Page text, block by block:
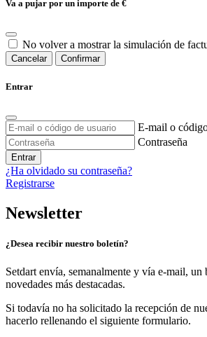
Va a pujar por un importe de €
No volver a mostrar la simulación de
Cancelar Confirmar
Entrar
E-mail o
Contraseña
Entrar
¿Ha olvidado su contraseña?
Registrarse
Newsletter
¿Desea recibir nuestro boletín?
Setdart envía, semanalmente y vía e-mail, un
novedades más destacadas.
Si todavía no ha solicitado la recepción de
hacerlo rellenando el siguiente formulario.